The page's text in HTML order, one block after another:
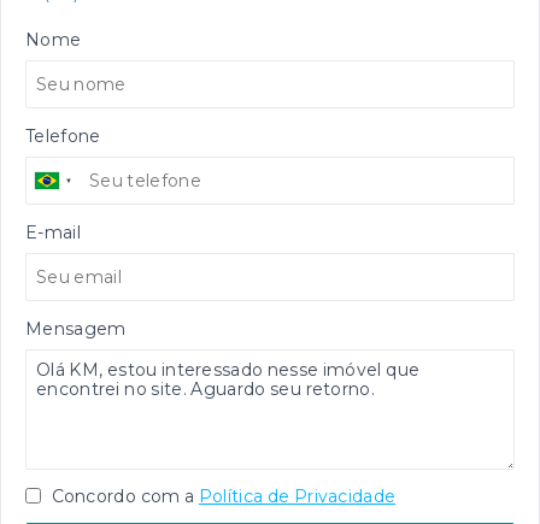
Nome
Telefone
E-mail
Mensagem
Concordo com a Política de Privacidade